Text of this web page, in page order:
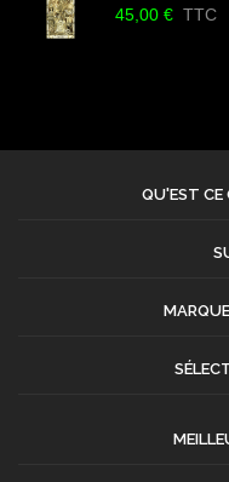
45,00 € TTC
QU'EST CE